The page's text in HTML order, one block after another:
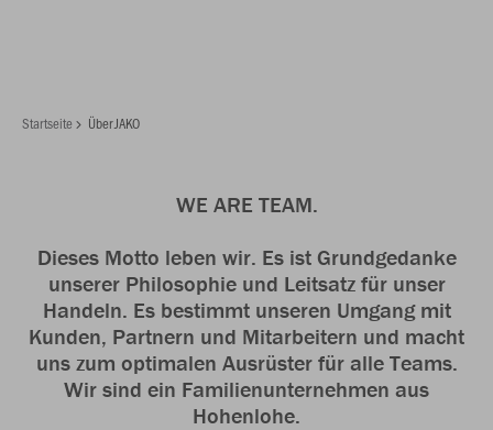
Startseite Über JAKO
WE ARE TEAM.
Dieses Motto leben wir. Es ist Grundgedanke
unserer Philosophie und Leitsatz für unser
Handeln. Es bestimmt unseren Umgang mit
Kunden, Partnern und Mitarbeitern und macht
uns zum optimalen Ausrüster für alle Teams.
Wir sind ein Familienunternehmen aus
Hohenlohe.